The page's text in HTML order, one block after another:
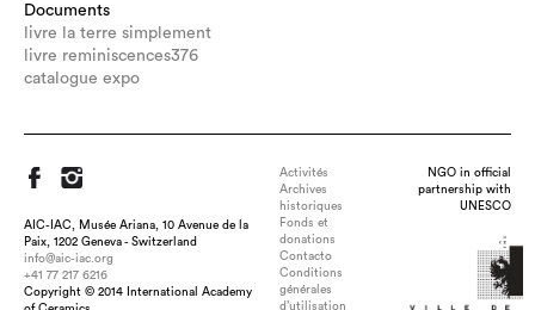
Documents
livre la terre simplement
livre reminiscences376
catalogue expo
AIC-IAC, Musée Ariana, 10 Avenue de la
Paix, 1202 Geneva - Switzerland
info@aic-iac.org
+41 77 217 6216
Copyright © 2014 International Academy
Activités
Archives
historiques
Fonds et
donations
Contacto
Conditions
générales
d’utilisation
NGO in official
partnership with
UNESCO